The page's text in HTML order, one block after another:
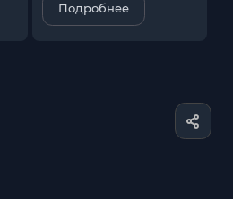
Подробнее